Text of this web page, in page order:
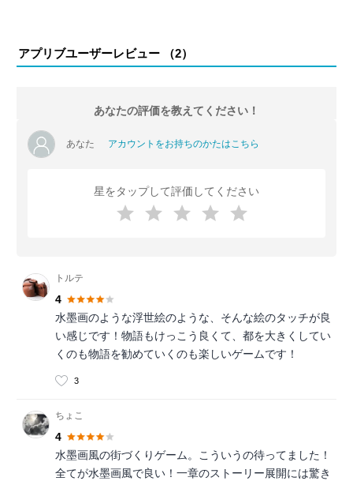
アプリブユーザーレビュー （2）
あなたの評価を教えてください！
あなた アカウントをお持ちのかたはこちら
星をタップして評価してください
トルテ
4
水墨画のような浮世絵のような、そんな絵のタッチが良
い感じです！物語もけっこう良くて、都を大きくしてい
くのも物語を勧めていくのも楽しいゲームです！
3
ちょこ
4
水墨画風の街づくりゲーム。こういうの待ってました！
全てが水墨画風で良い！一章のストーリー展開には驚き